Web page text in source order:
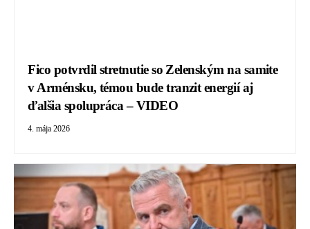
Fico potvrdil stretnutie so Zelenským na samite
v Arménsku, témou bude tranzit energií aj
ďalšia spolupráca – VIDEO
4. mája 2026